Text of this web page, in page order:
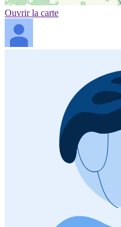
Ouvrir la carte